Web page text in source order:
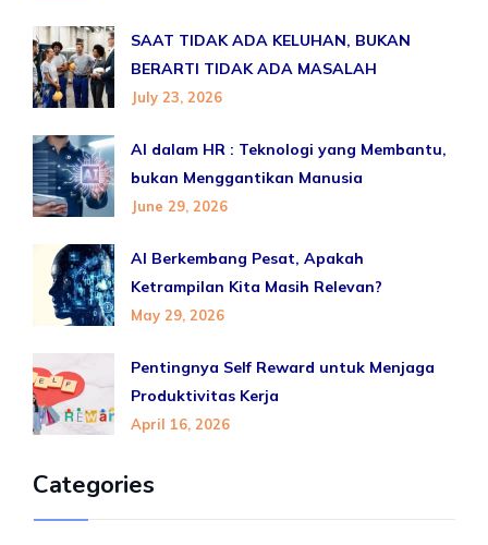
SAAT TIDAK ADA KELUHAN, BUKAN
BERARTI TIDAK ADA MASALAH
July 23, 2026
AI dalam HR : Teknologi yang Membantu,
bukan Menggantikan Manusia
June 29, 2026
AI Berkembang Pesat, Apakah
Ketrampilan Kita Masih Relevan?
May 29, 2026
Pentingnya Self Reward untuk Menjaga
Produktivitas Kerja
April 16, 2026
Categories